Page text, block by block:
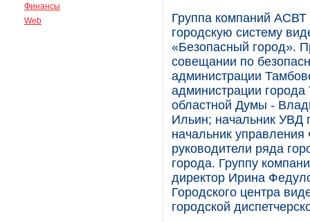
Финансы
Web
Группа компаний АСВТ
городскую систему
«Безопасный город».
совещании по
администрации
администрации
областной Думы -
Ильин; начальник УВД
начальник
руководители ряда
города. Группу
директор Ирина
Городского центра
городской